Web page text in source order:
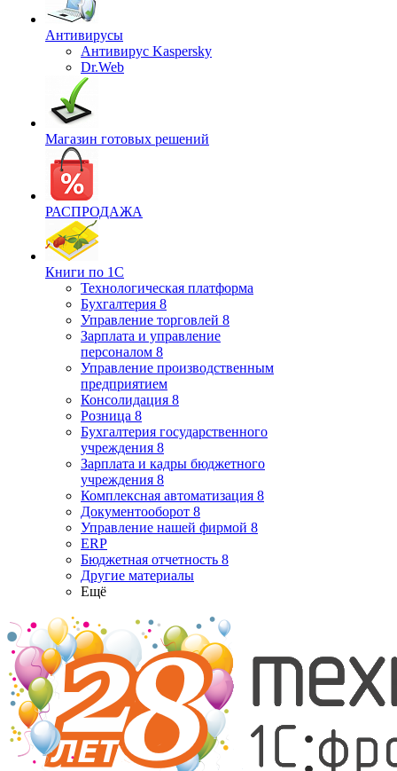
Антивирусы
Антивирус Kaspersky
Dr.Web
Магазин готовых решений
РАСПРОДАЖА
Книги по 1С
Технологическая платформа
Бухгалтерия 8
Управление торговлей 8
Зарплата и управление
персоналом 8
Управление производственным
предприятием
Консолидация 8
Розница 8
Бухгалтерия государственного
учреждения 8
Зарплата и кадры бюджетного
учреждения 8
Комплексная автоматизация 8
Документооборот 8
Управление нашей фирмой 8
ERP
Бюджетная отчетность 8
Другие материалы
Ещё